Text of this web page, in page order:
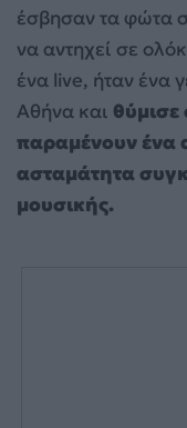
έσβησαν τα φώτα
να αντηχεί σε
ένα live, ήταν ένα
Αθήνα και θύμισε
παραμένουν ένα
ασταμάτητα
μουσικής.